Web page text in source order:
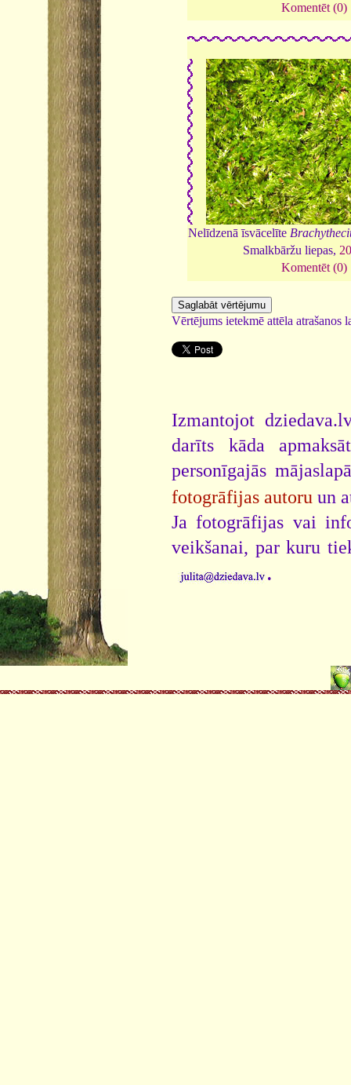
Komentēt (0)
Nelīdzenā īsvācelīte
Smalkbāržu liepas,
Komentēt (0)
Vērtējums ietekmē attēla atrašanos
Izmantojot
darīts kāda
personīgajās
fotogrāfijas autoru un
Ja fotogrāfijas vai
veikšanai, par kuru
.